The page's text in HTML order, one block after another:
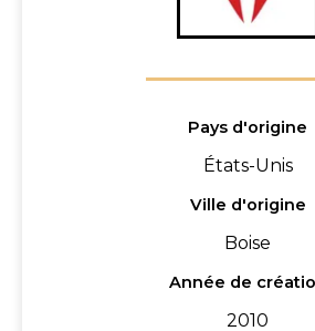
Pays d'origine
États-Unis
Ville d'origine
Boise
Année de
2010